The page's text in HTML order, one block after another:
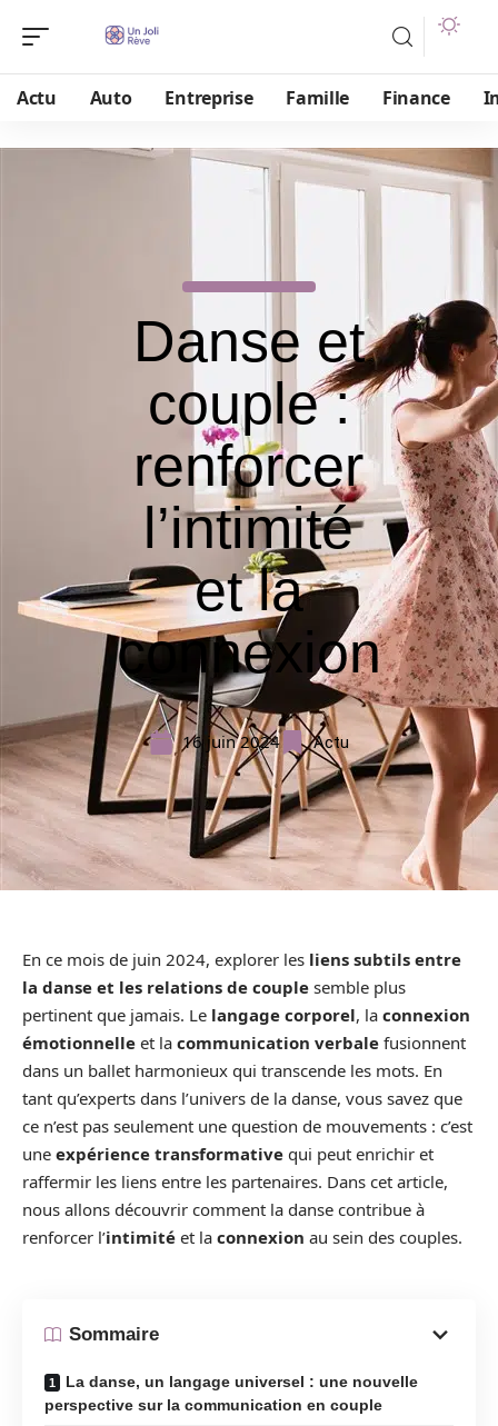
Actu Auto Entreprise Famille Finance
Danse et
couple :
renforcer
l’intimité
et la
connexion
16 juin 2024 Actu
En ce mois de juin 2024, explorer les liens subtils entre
la danse et les relations de couple semble plus
pertinent que jamais. Le langage corporel, la connexion
émotionnelle et la communication verbale fusionnent
dans un ballet harmonieux qui transcende les mots. En
tant qu’experts dans l’univers de la danse, vous savez que
ce n’est pas seulement une question de mouvements : c’est
une expérience transformative qui peut enrichir et
raffermir les liens entre les partenaires. Dans cet article,
nous allons découvrir comment la danse contribue à
renforcer l’intimité et la connexion au sein des couples.
Sommaire
La danse, un langage universel : une nouvelle
perspective sur la communication en couple